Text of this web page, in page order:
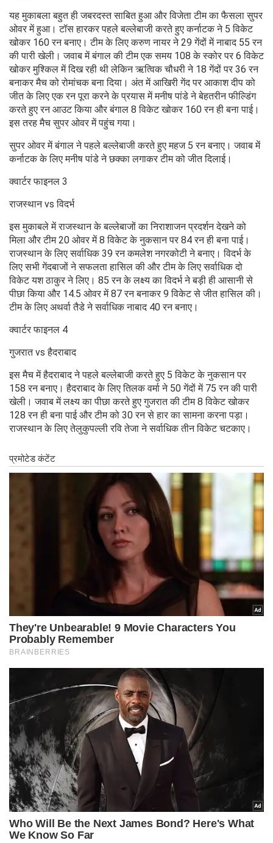
यह मुकाबला बहुत ही जबरदस्त साबित हुआ और विजेता टीम का फैसला सुपर
ओवर में हुआ। टॉस हारकर पहले बल्लेबाजी करते हुए कर्नाटक ने 5 विकेट
खोकर 160 रन बनाए। टीम के लिए करुण नायर ने 29 गेंदों में नाबाद 55 रन
की पारी खेली। जवाब में बंगाल की टीम एक समय 108 के स्कोर पर 6 विकेट
खोकर मुश्किल में दिख रही थी लेकिन ऋत्विक चौधरी ने 18 गेंदों पर 36 रन
बनाकर मैच को रोमांचक बना दिया। अंत में आखिरी गेंद पर आकाश दीप को
जीत के लिए एक रन पूरा करने के प्रयास में मनीष पांडे ने बेहतरीन फील्डिंग
करते हुए रन आउट किया और बंगाल 8 विकेट खोकर 160 रन ही बना पाई।
इस तरह मैच सुपर ओवर में पहुंच गया।
सुपर ओवर में बंगाल ने पहले बल्लेबाजी करते हुए महज 5 रन बनाए। जवाब में
कर्नाटक के लिए मनीष पांडे ने छक्का लगाकर टीम को जीत दिलाई।
क्वार्टर फाइनल 3
राजस्थान vs विदर्भ
इस मुकाबले में राजस्थान के बल्लेबाजों का निराशाजन प्रदर्शन देखने को
मिला और टीम 20 ओवर में 8 विकेट के नुकसान पर 84 रन ही बना पाई।
राजस्थान के लिए सर्वाधिक 39 रन कमलेश नगरकोटी ने बनाए। विदर्भ के
लिए सभी गेंदबाजों ने सफलता हासिल की और टीम के लिए सर्वाधिक दो
विकेट यश ठाकुर ने लिए। 85 रन के लक्ष्य का विदर्भ ने बड़ी ही आसानी से
पीछा किया और 14.5 ओवर में 87 रन बनाकर 9 विकेट से जीत हासिल की।
टीम के लिए अथर्वा तैडे ने सर्वाधिक नाबाद 40 रन बनाए।
क्वार्टर फाइनल 4
गुजरात vs हैदराबाद
इस मैच में हैदराबाद ने पहले बल्लेबाजी करते हुए 5 विकेट के नुकसान पर
158 रन बनाए। हैदराबाद के लिए तिलक वर्मा ने 50 गेंदों में 75 रन की पारी
खेली। जवाब में लक्ष्य का पीछा करते हुए गुजरात की टीम 8 विकेट खोकर
128 रन ही बना पाई और टीम को 30 रन से हार का सामना करना पड़ा।
राजस्थान के लिए तेलुकुपल्ली रवि तेजा ने सर्वाधिक तीन विकेट चटकाए।